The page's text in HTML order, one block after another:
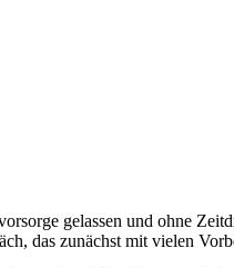
gelassen und ohne
das zunächst mit vielen